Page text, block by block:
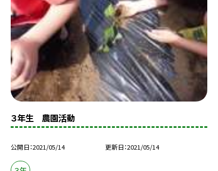
３年生 農園活動
公開日 2021/05/14 更新日 2021/05/14